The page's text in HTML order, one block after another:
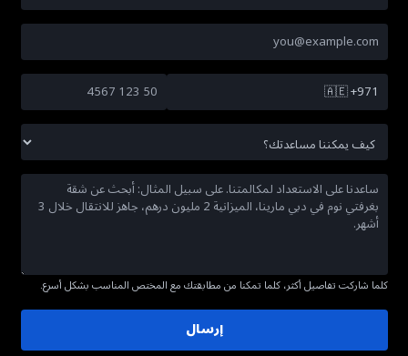
🇦🇪+971
كلما شاركت تفاصيل أكثر، كلما تمكنا من مطابقتك مع المختص المناسب بشكل أسرع.
إرسال